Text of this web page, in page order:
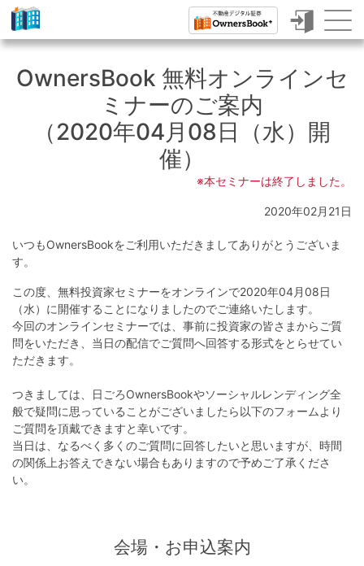
ク
ラ
ィ
ン
グ
で
不
動
産
投
資
OwnersBook 無料オンラインセ
ミナーのご案内
（2020年04月08日（水）開
催）
※本セミナーは終了しました。
2020年02月21日
いつもOwnersBookをご利用いただきましてありがとうございま
す。
この度、無料投資家セミナーをオンラインで2020年04月08日
（水）に開催することになりましたのでご連絡いたします。
今回のオンラインセミナーでは、事前に投資家の皆さまからご質
問をいただき、当日の配信でご質問へ回答する形式をとらせてい
ただきます。
つきましては、日ごろOwnersBookやソーシャルレンディング全
般で疑問に思っていることがございましたら以下のフォームより
ご質問を頂戴できますと幸いです。
当日は、なるべく多くのご質問に回答したいと思いますが、時間
の関係上お答えできない場合もありますので予めご了承くださ
い。
会場・お申込案内